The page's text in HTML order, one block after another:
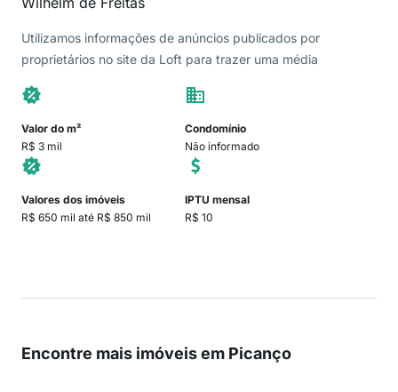
Utilizamos informações de anúncios publicados por
proprietários no site da Loft para trazer uma média
Valor do m²
R$ 3 mil
Condomínio
Não informado
Valores dos imóveis
R$ 650 mil até R$ 850 mil
IPTU mensal
R$ 10
Encontre mais imóveis em Picanço